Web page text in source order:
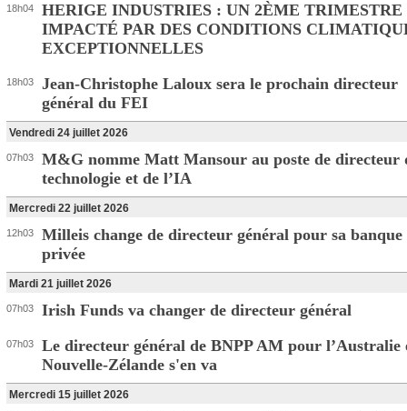
18h04
HERIGE INDUSTRIES : UN 2ÈME TRIMESTRE
IMPACTÉ PAR DES CONDITIONS
EXCEPTIONNELLES
18h03
Jean-Christophe Laloux sera le prochain directeur
général du FEI
Vendredi 24 juillet 2026
07h03
M&G nomme Matt Mansour au poste de directeur
technologie et de l’IA
Mercredi 22 juillet 2026
12h03
Milleis change de directeur général pour sa banque
privée
Mardi 21 juillet 2026
07h03 Irish Funds va changer de directeur général
07h03
Le directeur général de BNPP AM pour l’Australie
Nouvelle-Zélande s'en va
Mercredi 15 juillet 2026